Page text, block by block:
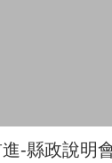
-縣政說明